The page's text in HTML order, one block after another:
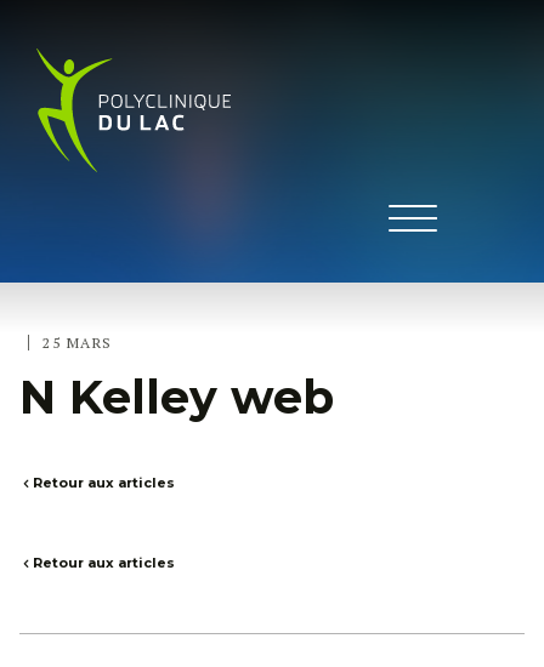
| 25 MARS
N Kelley web
Retour aux articles
Retour aux articles